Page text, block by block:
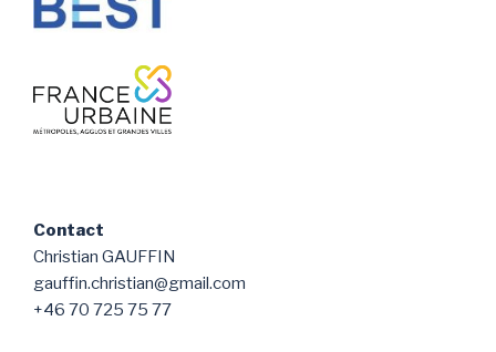
Contact
Christian GAUFFIN
gauffin.christian@gmail.com
+46 70 725 75 77